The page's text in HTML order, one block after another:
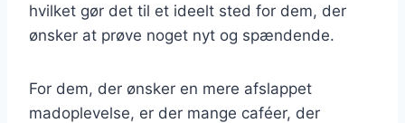
hvilket gør det til et ideelt sted for dem, der
ønsker at prøve noget nyt og spændende.
For dem, der ønsker en mere afslappet
madoplevelse, er der mange caféer, der